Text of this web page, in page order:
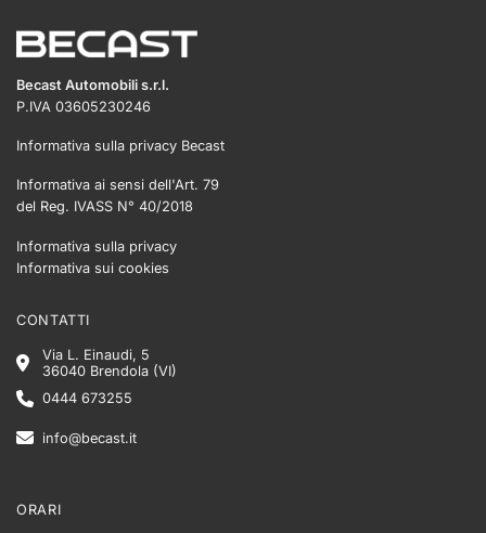
Becast Automobili s.r.l.
P.IVA 03605230246
Informativa sulla privacy Becast
Informativa ai sensi dell'Art. 79
del Reg. IVASS N° 40/2018
Informativa sulla privacy
Informativa sui cookies
CONTATTI
Via L. Einaudi, 5
36040 Brendola (VI)
0444 673255
info@becast.it
ORARI